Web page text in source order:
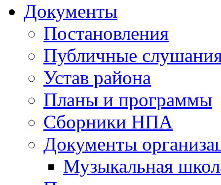
Документы
Постановления
Публичные
Устав района
Планы и программы
Сборники НПА
Документы
Музыкальная